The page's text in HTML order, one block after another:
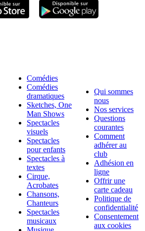
Comédies
Comédies
dramatiques
Sketches, One
Man Shows
Spectacles
visuels
Spectacles
pour enfants
Spectacles à
textes
Cirque,
Acrobates
Chansons,
Chanteurs
Spectacles
musicaux
Qui sommes
nous
Nos services
Questions
courantes
Comment
adhérer au
club
Adhésion en
ligne
Offrir une
carte cadeau
Politique de
confidentialité
Consentement
aux cookies